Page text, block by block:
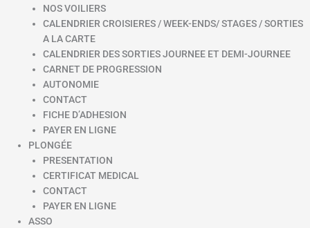
NOS VOILIERS
CALENDRIER CROISIERES / WEEK-ENDS/ STAGES / SORTIES
A LA CARTE
CALENDRIER DES SORTIES JOURNEE ET DEMI-JOURNEE
CARNET DE PROGRESSION
AUTONOMIE
CONTACT
FICHE D’ADHESION
PAYER EN LIGNE
PLONGÉE
PRESENTATION
CERTIFICAT MEDICAL
CONTACT
PAYER EN LIGNE
ASSO